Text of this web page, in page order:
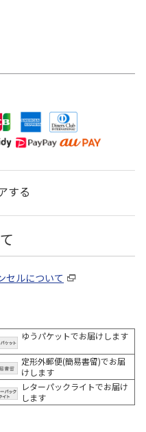
する
セルについて
ゆうパケットでお届けします
定形外郵便(簡易書留)でお届
けします
レターパックライトでお届け
します